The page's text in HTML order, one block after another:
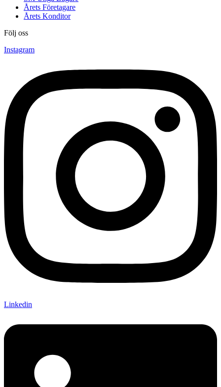
Årets Företagare
Årets Konditor
Följ oss
Instagram
Linkedin